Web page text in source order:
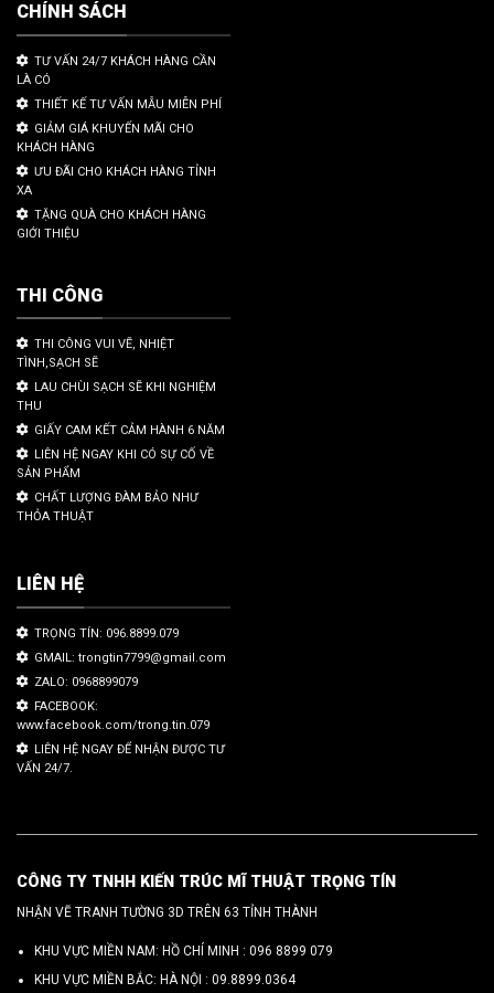
CHÍNH SÁCH
TƯ VẤN 24/7 KHÁCH HÀNG CẦN
LÀ CÓ
THIẾT KẾ TƯ VẤN MẪU MIỄN PHÍ
GIẢM GIÁ KHUYẾN MÃI CHO
KHÁCH HÀNG
ƯU ĐÃI CHO KHÁCH HÀNG TỈNH
XA
TẶNG QUÀ CHO KHÁCH HÀNG
GIỚI THIỆU
THI CÔNG
THI CÔNG VUI VẼ, NHIỆT
TÌNH,SẠCH SẼ
LAU CHÙI SẠCH SẼ KHI NGHIỆM
THU
GIẤY CAM KẾT CẢM HÀNH 6 NĂM
LIÊN HỆ NGAY KHI CÓ SỰ CỐ VỀ
SẢN PHẨM
CHẤT LƯỢNG ĐÀM BẢO NHƯ
THỎA THUẬT
LIÊN HỆ
TRỌNG TÍN: 096.8899.079
GMAIL: trongtin7799@gmail.com
ZALO: 0968899079
FACEBOOK:
www.facebook.com/trong.tin.079
LIÊN HỆ NGAY ĐỂ NHẬN ĐƯỢC TƯ
VẤN 24/7.
CÔNG TY TNHH KIẾN TRÚC MĨ THUẬT TRỌNG TÍN
NHẬN VẼ TRANH TƯỜNG 3D TRÊN 63 TỈNH THÀNH
KHU VỰC MIỀN NAM: HỒ CHÍ MINH : 096 8899 079
KHU VỰC MIỀN BẮC: HÀ NỘI : 09.8899.0364